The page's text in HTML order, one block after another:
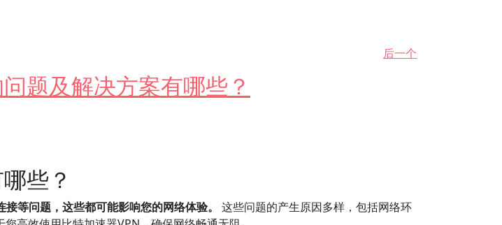
后一个
题及解决方案有哪些？
些？
等问题，这些都可能影响您的网络体验。
这些问题的产生原因多样，包括网络环